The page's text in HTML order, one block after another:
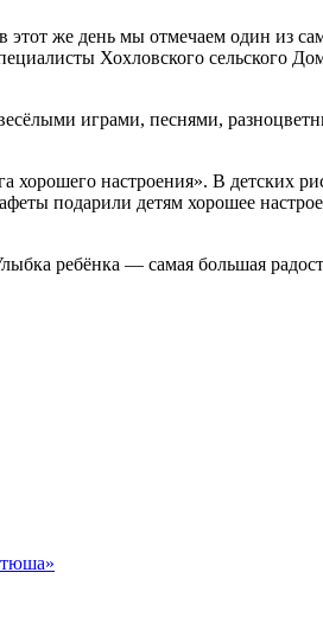
же день мы отмечаем один из
Хохловского сельского
играми, песнями,
настроения». В детских
подарили детям хорошее
ребёнка — самая большая